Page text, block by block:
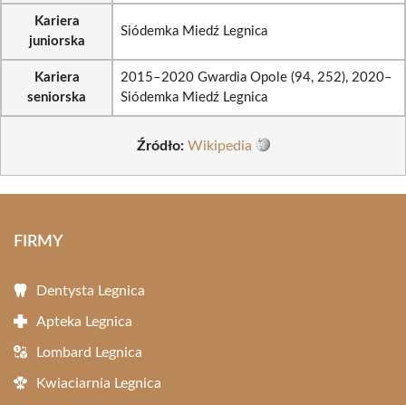
Kariera
juniorska
Siódemka Miedź Legnica
Kariera
seniorska
2015–2020 Gwardia Opole (94, 252), 2020–
Siódemka Miedź Legnica
Źródło: Wikipedia
FIRMY
Dentysta Legnica
Apteka Legnica
Lombard Legnica
Kwiaciarnia Legnica